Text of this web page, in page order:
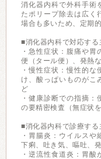
消化器内科で外科手術
たポリープ除去は広く
場合も多いため、定期
■消化器内科で対応する
・急性症状：腹痛や
便（タール便）、発熱
・慢性症状：慢性的
け、酸っぱいものがこ
ど
・健康診断での指摘
の要精密検査（無症状を
■消化器内科で診療する
・胃腸炎：ウイルス
下痢、吐き気、嘔吐、
・逆流性食道炎：胃